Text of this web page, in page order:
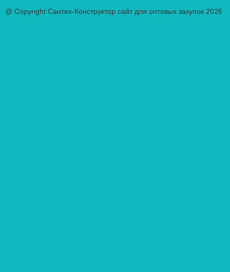
@ Copyright Сантех-Конструктор сайт для оптовых закупок 2026